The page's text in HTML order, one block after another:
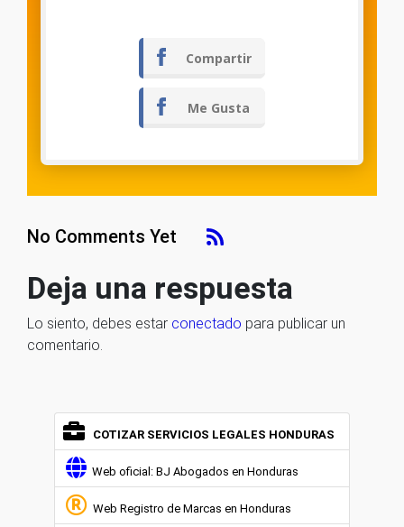
Compartir
Me Gusta
No Comments Yet
Deja una respuesta
Lo siento, debes estar conectado para publicar un
comentario.
COTIZAR SERVICIOS LEGALES HONDURAS
Web oficial: BJ Abogados en Honduras
Web Registro de Marcas en Honduras